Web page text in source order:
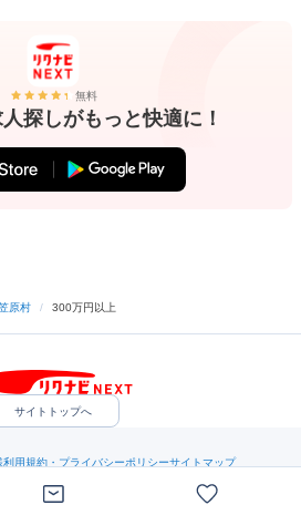
無料
探しがもっと快適に！
原村 / 300万円以上
サイトトップへ
利用規約・プライバシーポリシーサイトマップ
（C）Indeed Inc.